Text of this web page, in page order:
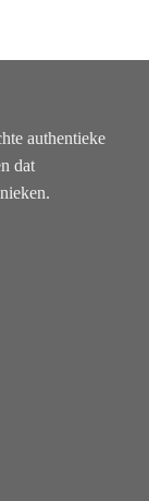
authentieke
dat